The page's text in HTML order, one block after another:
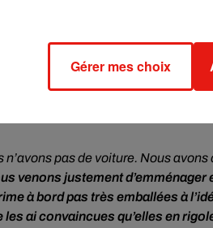
pas de voiture. Nous
venons justement d’emménager
à bord pas très emballées à
ai convaincues qu’elles en
Gérer mes choix